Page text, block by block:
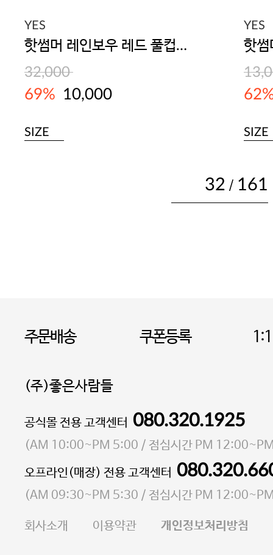
YES
핫썸머 레인보우 레드 풀컵브라
32,000
69% 10,000
SIZE
YES
핫썸
SIZE
32 / 161
주문배송 쿠폰등록
(주)좋은사람들
대표 이성현,박영환| 개인정보관리책임자 김상현
소재지 서울특별시 마포구 마포대로4다길 41 마포
통신판매업 신고번호 2023-서울마포-3931호
사업자등록번호 105-81-58242
E-MAIL goodpeople@gpin.co.kr
공식몰 전용 고객센터 080.320.1925
(AM 10:00~PM 5:00 / 점심시간 PM
오프라인(매장) 전용 고객센터
(AM 09:30~PM 5:30 / 점심시간 PM
회사소개 이용약관 개인정보처리방침